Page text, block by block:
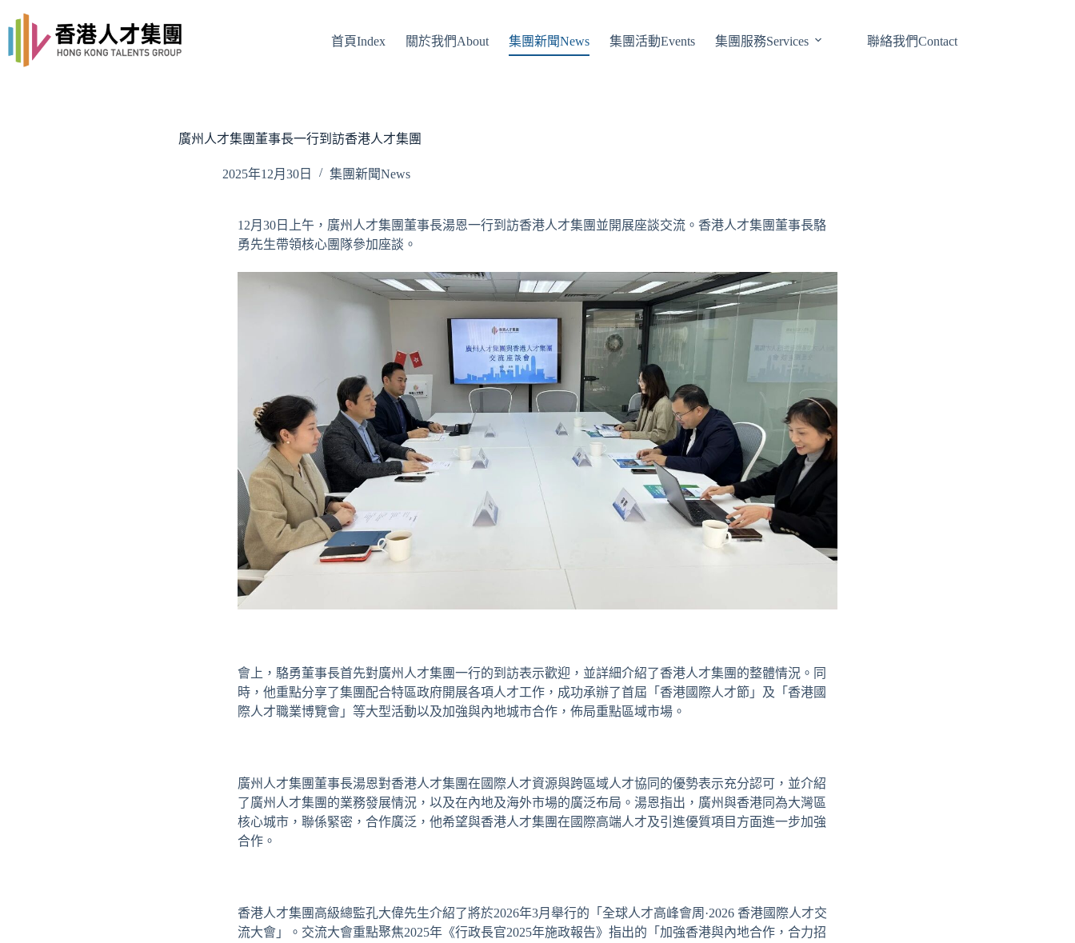
首頁Index 關於我們About 集團新聞News 集團活動Events 集團服務Services 聯絡我們Contact
廣州人才集團董事長一行到訪香港人才集團
2025年12月30日 集團新聞News
12月30日上午，廣州人才集團董事長湯恩一行到訪香港人才集團並開展座談交流。香港人才集團董事長駱
勇先生帶領核心團隊參加座談。
會上，駱勇董事長首先對廣州人才集團一行的到訪表示歡迎，並詳細介紹了香港人才集團的整體情況。同
時，他重點分享了集團配合特區政府開展各項人才工作，成功承辦了首屆「香港國際人才節」及「香港國
際人才職業博覽會」等大型活動以及加強與內地城市合作，佈局重點區域市場。
廣州人才集團董事長湯恩對香港人才集團在國際人才資源與跨區域人才協同的優勢表示充分認可，並介紹
了廣州人才集團的業務發展情況，以及在內地及海外市場的廣泛布局。湯恩指出，廣州與香港同為大灣區
核心城市，聯係緊密，合作廣泛，他希望與香港人才集團在國際高端人才及引進優質項目方面進一步加強
合作。
香港人才集團高級總監孔大偉先生介紹了將於2026年3月舉行的「全球人才高峰會周·2026 香港國際人才交
流大會」。交流大會重點聚焦2025年《行政長官2025年施政報告》指出的「加強香港與內地合作，合力招